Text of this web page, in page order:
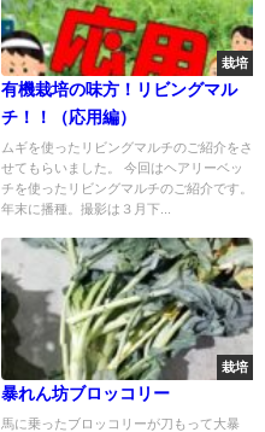
栽培
有機栽培の味方！リビングマル
チ！！（応用編）
ムギを使ったリビングマルチのご紹介をさ
せてもらいました。 今回はヘアリーベッ
チを使ったリビングマルチのご紹介です。
年末に播種。撮影は３月下...
栽培
暴れん坊ブロッコリー
馬に乗ったブロッコリーが刀もって大暴